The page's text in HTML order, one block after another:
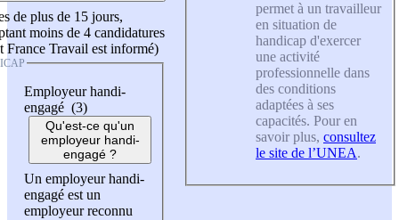
de plus de 15 jours,
moins de 4 candidatures
France Travail est informé)
Employeur handi-
engagé (3)
Qu'est-ce qu'un
employeur handi-
engagé ?
Un employeur handi-
engagé est un
employeur reconnu
permet à un travailleur
en situation de
handicap d'exercer
une activité
professionnelle dans
des conditions
adaptées à ses
capacités. Pour en
savoir plus, consultez
le site de l’UNEA.